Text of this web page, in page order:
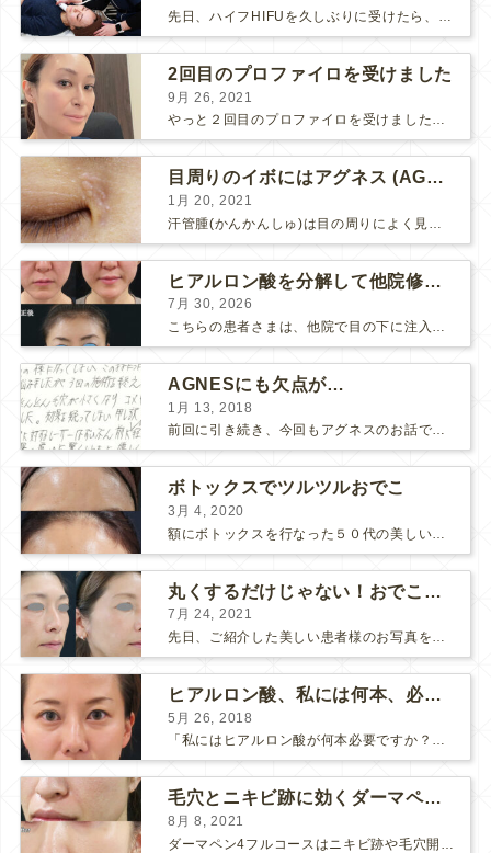
先日、ハイフHIFUを久しぶりに受けたら、顔の調子がとても良い感じです♪ 私はハイフHIFU後はいつも３日位、人には気付かれない程度に軽く腫れて、その後、グングンと顔が引き締まります。 ...
2回目のプロファイロを受けました
9月 26, 2021
やっと２回目のプロファイロを受けました。 ↑ 写真はプロファイロ翌日です。 この距離の写真では凹凸は映らないですし、 実物も、首がよく見ると凹凸が残っている位で、 それも３日で...
目周りのイボにはアグネス (AGNES）が効く！（ほぼ）ノーダウンタイムのイボ治療
1月 20, 2021
ヒアルロン酸を分解して他院修正（目の下のチンダル現象とその補正）
7月 30, 2026
こちらの患者さまは、他院で目の下に注入したヒアルロン酸がチンダル現象を起こしていたため、 ヒアルロン酸を分解する薬（ヒアルロニダーゼ）で分解してから 改めてヒアルロン酸を入れ直しました。 ...
AGNESにも欠点が…
1月 13, 2018
前回に引き続き、今回もアグネスのお話です。 AGNESはとっても良い治療である一方、 欠点もいくつかありますので、そちらもお話ししておきますね。 AGNESの欠点 1. ダウンタイム A...
ボトックスでツルツルおでこ
3月 4, 2020
丸くするだけじゃない！おでこのヒアルロン酸注射
7月 24, 2021
先日、ご紹介した美しい患者様のお写真を使わせていただいて、おでこのヒアルロン酸注射について説明します。 （≫ 写真の患者様の経過はこちら『２年間で若返って綺麗になられた患者様』） なぜおでこに...
ヒアルロン酸、私には何本、必要ですか？
5月 26, 2018
「私にはヒアルロン酸が何本必要ですか？」 診察の時によく聞かれますが、なかなか難しい質問です。 どこまでこだわってキレイにしたいかによって 使うヒアルロン酸の量が変わるからです。 前回もご紹介させ...
毛穴とニキビ跡に効くダーマペン４フルコース
8月 8, 2021
ダーマペン4フルコースはニキビ跡や毛穴開きで悩まれている方に自信を持ってお勧めできる美肌治療です。 ↑ ダーマペン4フルコースを4回行いました。 ニキビ跡と毛穴開きが改善して肌のキメが整いまし...